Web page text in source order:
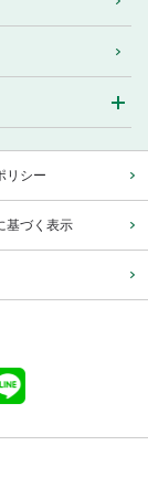
リシー
基づく表示